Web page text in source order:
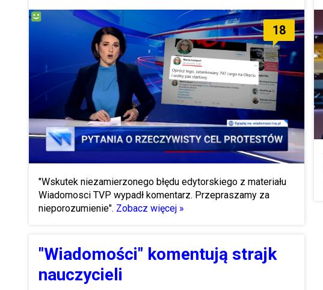
18
"Wskutek niezamierzonego błędu edytorskiego z materiału
Wiadomosci TVP wypadł komentarz. Przepraszamy za
nieporozumienie". Zobacz więcej »
"Wiadomości" komentują strajk
nauczycieli